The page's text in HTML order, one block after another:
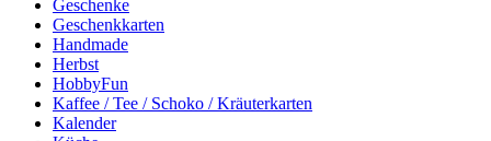
Geschenke
Geschenkkarten
Handmade
Herbst
HobbyFun
Kaffee / Tee / Schoko / Kräuterkarten
Kalender